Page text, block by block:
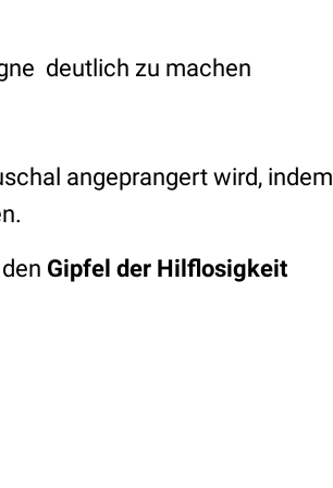
deutlich zu machen
angeprangert wird, indem
Gipfel der Hilflosigkeit